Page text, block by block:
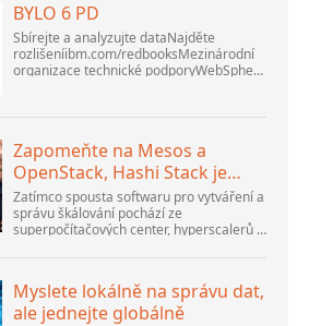
BYLO 6 PD
Sbírejte a analyzujte dataNajděte
rozlišeníibm.com/redbooksMezinárodní
organizace technické podporyWebSphere
PlatformsListopad 2005 SG2...
Zapomeňte na Mesos a
OpenStack, Hashi Stack je
nová další platforma
Zatímco spousta softwaru pro vytváření a
správu škálování pochází ze
superpočítačových center, hyperscalerů a
existuje spousta inovací, které dělají lidé...
Myslete lokálně na správu dat,
ale jednejte globálně